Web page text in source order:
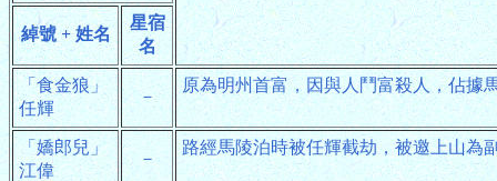
綽號 + 姓名
星宿
名
「食金狼」
任輝
－
原為明州首富，因與人鬥富殺人，佔據
「嬌郎兒」
江偉
－
路經馬陵泊時被任輝截劫，被邀上山為